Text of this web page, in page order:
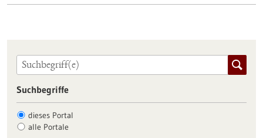
Suchbegriffe
dieses Portal
alle Portale